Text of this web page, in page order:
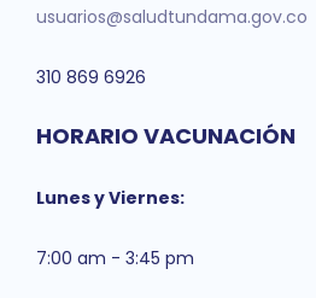
usuarios@saludtundama.gov.co
310 869 6926
HORARIO VACUNACIÓN
Lunes y Viernes:
7:00 am - 3:45 pm